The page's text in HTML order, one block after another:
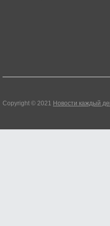
Copyright © 2021 Новости каждый